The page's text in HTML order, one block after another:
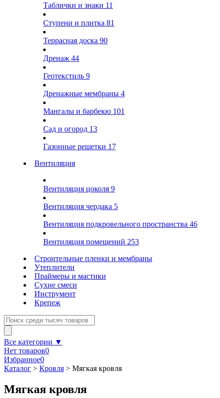
Таблички и знаки 11
Ступени и плитка 81
Террасная доска 90
Дренаж 44
Геотекстиль 9
Дренажные мембраны 4
Мангалы и барбекю 101
Сад и огород 13
Газонные решетки 17
Вентиляция
Вентиляция цоколя 9
Вентиляция чердака 5
Вентиляция подкровельного пространства 46
Вентиляция помещений 253
Строительные пленки и мембраны
Утеплители
Праймеры и мастики
Сухие смеси
Инструмент
Крепеж
Все категории ▼
Нет товаров0
Избранное0
Каталог > Кровля > Мягкая кровля
Мягкая кровля